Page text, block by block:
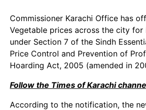
Commissioner Karachi Office has
Vegetable prices across the city for
under Section 7 of the Sindh
Price Control and Prevention of
Hoarding Act, 2005 (amended in
Follow the Times of Karachi
According to the notification, the